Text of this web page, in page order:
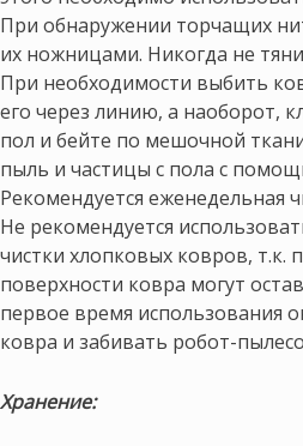
При обнаружении торчащих
их ножницами. Никогда не
При необходимости выбить
его через линию, а наоборот,
пол и бейте по мешочной
пыль и частицы с пола с
Рекомендуется еженедельная
Не рекомендуется
чистки хлопковых ковров, т.к.
поверхности ковра могут
первое время использования
ковра и забивать робот-
Хранение: